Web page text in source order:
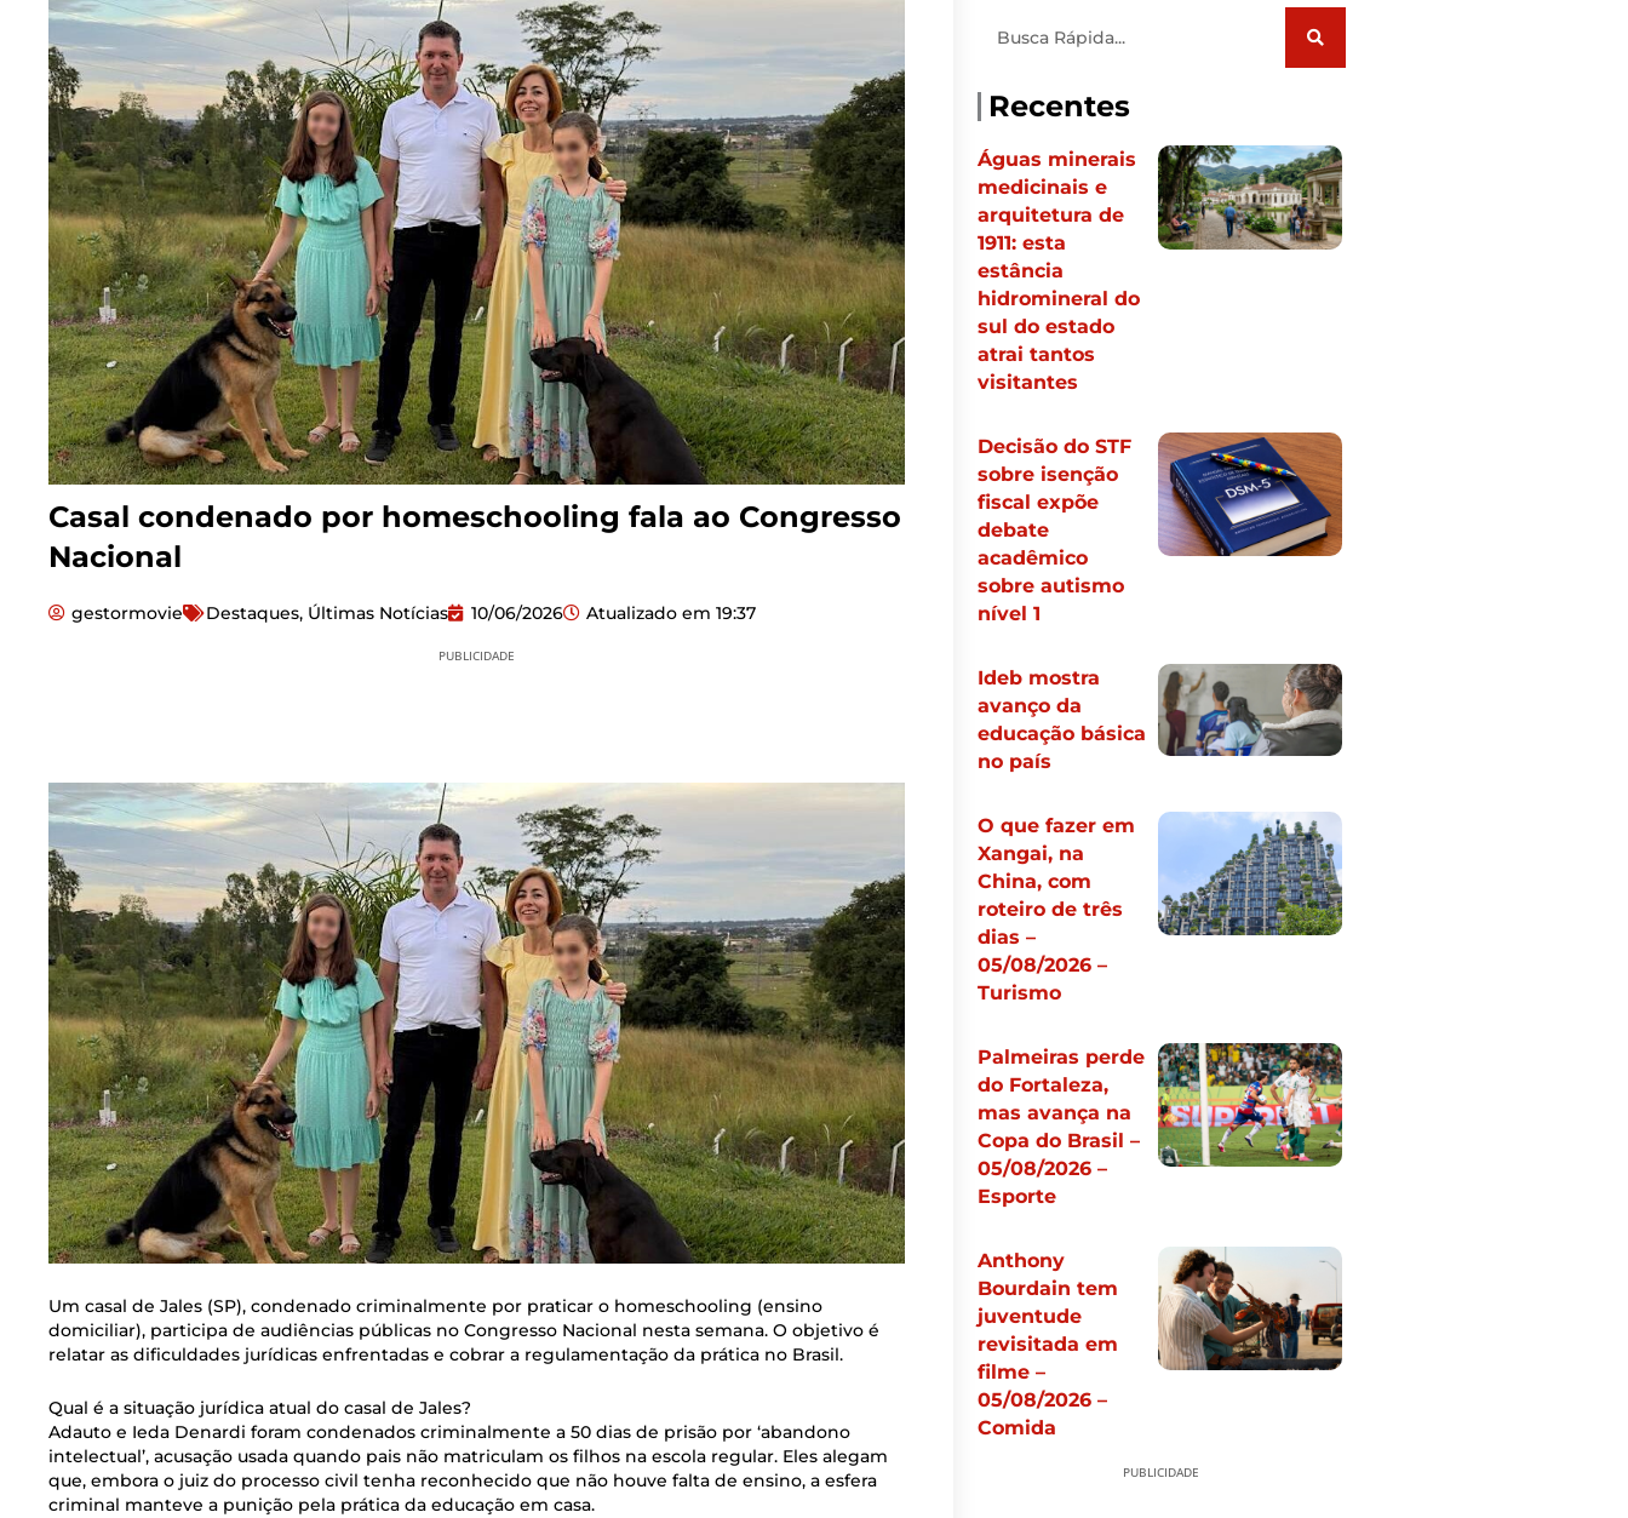
Casal condenado por homeschooling fala ao Congresso
Nacional
gestormovie Destaques, Últimas Notícias 10/06/2026 Atualizado em 19:37
PUBLICIDADE
Um casal de Jales (SP), condenado criminalmente por praticar o homeschooling (ensino
domiciliar), participa de audiências públicas no Congresso Nacional nesta semana. O objetivo é
relatar as dificuldades jurídicas enfrentadas e cobrar a regulamentação da prática no Brasil.
Qual é a situação jurídica atual do casal de Jales?
Adauto e Ieda Denardi foram condenados criminalmente a 50 dias de prisão por ‘abandono
intelectual’, acusação usada quando pais não matriculam os filhos na escola regular. Eles alegam
que, embora o juiz do processo civil tenha reconhecido que não houve falta de ensino, a esfera
criminal manteve a punição pela prática da educação em casa.
Recentes
Águas minerais
medicinais e
arquitetura de
1911: esta
estância
hidromineral do
sul do estado
atrai tantos
visitantes
Decisão do STF
sobre isenção
fiscal expõe
debate
acadêmico
sobre autismo
nível 1
Ideb mostra
avanço da
educação básica
no país
O que fazer em
Xangai, na
China, com
roteiro de três
dias –
05/08/2026 –
Turismo
Palmeiras perde
do Fortaleza,
mas avança na
Copa do Brasil –
05/08/2026 –
Esporte
Anthony
Bourdain tem
juventude
revisitada em
filme –
05/08/2026 –
Comida
PUBLICIDADE